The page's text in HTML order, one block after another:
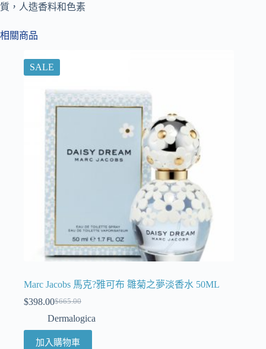
質，人造香料和色素
相關商品
SALE
Marc Jacobs 馬克?雅可布 雛菊之夢淡香水 50ML
$665.00
$398.00
Dermalogica
加入購物車